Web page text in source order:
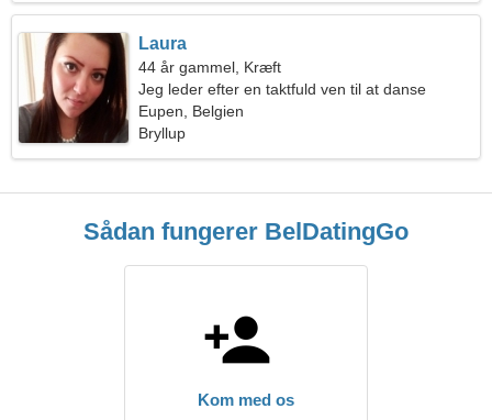
Laura
44 år gammel, Kræft
Jeg leder efter en taktfuld ven til at danse
Eupen, Belgien
Bryllup
Sådan fungerer BelDatingGo
Kom med os